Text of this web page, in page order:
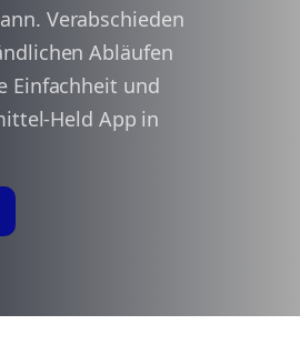
Verabschieden
Abläufen
Einfachheit und
Held App in